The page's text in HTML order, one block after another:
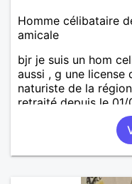
Homme célibataire
amicale
bjr je suis un hom
aussi , g une
naturiste de la
retraité depuis le
j'ai adopté en 04/
pour amitié et
de détente , de
mutuel sur ma